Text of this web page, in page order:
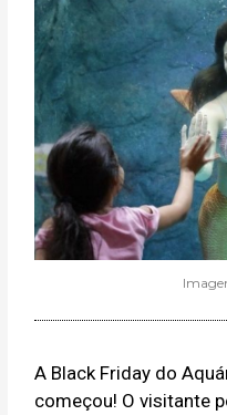
A Black Friday do
começou! O visitante